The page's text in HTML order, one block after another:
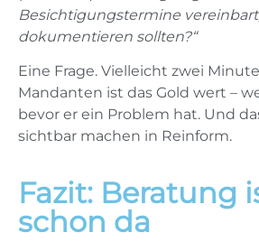
Besichtigungstermine
dokumentieren sollten?“
Eine Frage. Vielleicht zwei
Mandanten ist das Gold wert –
bevor er ein Problem hat. Und
sichtbar machen in Reinform.
Fazit: Beratung
schon da